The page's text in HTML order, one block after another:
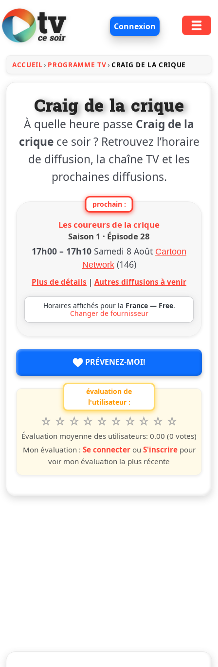
Connexion
ACCUEIL PROGRAMME TV CRAIG DE LA CRIQUE
Craig de la crique
À quelle heure passe Craig de la
criquece soir ? Retrouvez l’horaire
de diffusion, la chaîne TV et les
prochaines diffusions.
prochain :
Les coureurs de la crique
Saison 1 · Épisode 28
17h00 – 17h10 Samedi 8 Août Cartoon
Network(146)
Plus de détails | Autres diffusions à venir
Horaires affichés pour la France — Free.
Changer de fournisseur
PRÉVENEZ-MOI!
évaluation de
l'utilisateur :
questo spettacolo da 1 a 10 étoiles
10
étoiles
9
étoiles
8
étoiles
7
étoiles
6
étoiles
5
étoiles
4
étoiles
3
étoiles
2
étoiles
étoile
Évaluation moyenne des utilisateurs: 0.00 (0 votes)
Mon évaluation : Se connecterou S'inscrirepour
voir mon évaluation la plus récente